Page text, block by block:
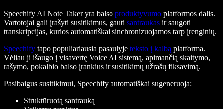
Speechify AI Note Taker yra balso produktyvumo platformos dalis.
Vartotojai gali įrašyti susitikimus, gauti santraukas ir saugoti
transkripcijas, kurios automatiškai sinchronizuojamos tarp įrenginių.
Speechify tapo populiariausia pasaulyje teksto į kalbą platforma.
Vėliau ji išaugo į visavertę Voice AI sistemą, apimančią skaitymo,
rašymo, pokalbio balso įrankius ir susitikimų užrašų fiksavimą.
Pasibaigus susitikimui, Speechify automatiškai sugeneruoja:
Struktūruotą santrauką